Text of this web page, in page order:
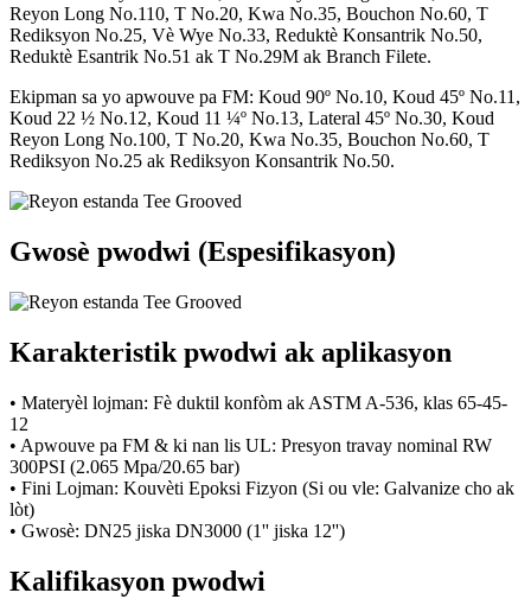
Reyon Long No.110, T No.20, Kwa No.35, Bouchon No.60, T
Rediksyon No.25, Vè Wye No.33, Reduktè Konsantrik No.50,
Reduktè Esantrik No.51 ak T No.29M ak Branch Filete.
Ekipman sa yo apwouve pa FM: Koud 90º No.10, Koud 45º No.11,
Koud 22 ½ No.12, Koud 11 ¼º No.13, Lateral 45º No.30, Koud
Reyon Long No.100, T No.20, Kwa No.35, Bouchon No.60, T
Rediksyon No.25 ak Rediksyon Konsantrik No.50.
Gwosè pwodwi (Espesifikasyon)
Karakteristik pwodwi ak aplikasyon
• Materyèl lojman: Fè duktil konfòm ak ASTM A-536, klas 65-45-
12
• Apwouve pa FM & ki nan lis UL: Presyon travay nominal RW
300PSI (2.065 Mpa/20.65 bar)
• Fini Lojman: Kouvèti Epoksi Fizyon (Si ou vle: Galvanize cho ak
lòt)
• Gwosè: DN25 jiska DN3000 (1'' jiska 12'')
Kalifikasyon pwodwi